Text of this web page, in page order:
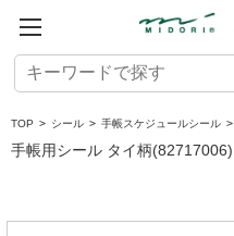
TOP > シール > 手帳スケジュールシール >
手帳用シール タイ柄(82717006)